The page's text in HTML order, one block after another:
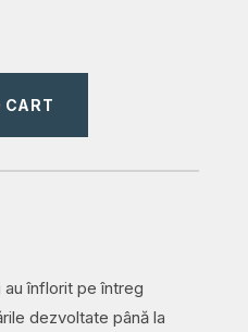
CART
au înflorit pe întreg
dezvoltate până la